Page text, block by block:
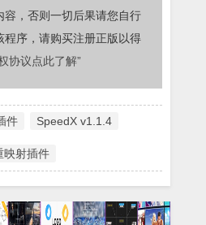
容，否则一切后果请您自行
程序，请购买注册正版以得
协议点此了解”
件 SpeedX v1.1.4
映射插件